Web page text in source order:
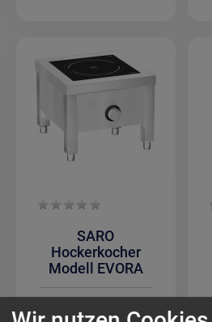
SARO
Hockerkocher
Modell EVORA